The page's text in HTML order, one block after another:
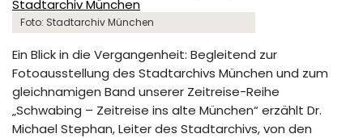
Foto: Stadtarchiv München
Ein Blick in die Vergangenheit: Begleitend zur
Fotoausstellung des Stadtarchivs München und zum
gleichnamigen Band unserer Zeitreise-Reihe
„Schwabing – Zeitreise ins alte München“ erzählt Dr.
Michael Stephan, Leiter des Stadtarchivs, von den